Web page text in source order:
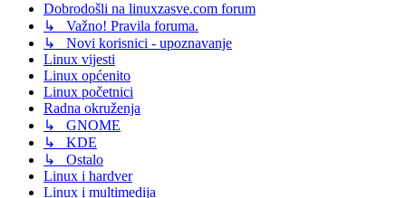
Dobrodošli na linuxzasve.com forum
↳ Važno! Pravila foruma.
↳ Novi korisnici - upoznavanje
Linux vijesti
Linux općenito
Linux početnici
Radna okruženja
↳ GNOME
↳ KDE
↳ Ostalo
Linux i hardver
Linux i multimedija